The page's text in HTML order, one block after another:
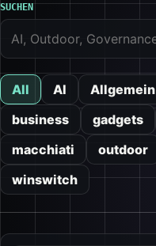
SUCHEN
All AI Allgemein
business
gadgets
macchiati
outdoor
winswitch